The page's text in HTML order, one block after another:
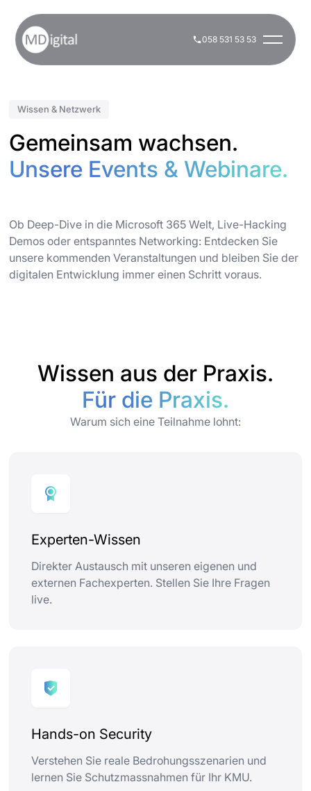
058 531 53 53
Wissen & Netzwerk
Gemeinsam wachsen.
Unsere Events & Webinare.
Ob Deep-Dive in die Microsoft 365 Welt, Live-Hacking
Demos oder entspanntes Networking: Entdecken Sie
unsere kommenden Veranstaltungen und bleiben Sie der
digitalen Entwicklung immer einen Schritt voraus.
Wissen aus der Praxis.
Für die Praxis.
Warum sich eine Teilnahme lohnt:
Experten-Wissen
Direkter Austausch mit unseren eigenen und
externen Fachexperten. Stellen Sie Ihre Fragen
live.
Hands-on Security
Verstehen Sie reale Bedrohungsszenarien und
lernen Sie Schutzmassnahmen für Ihr KMU.